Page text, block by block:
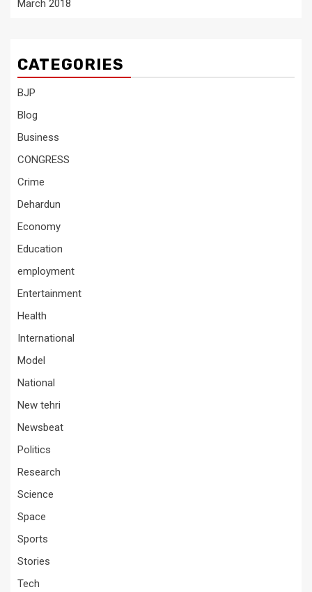
March 2018
CATEGORIES
BJP
Blog
Business
CONGRESS
Crime
Dehardun
Economy
Education
employment
Entertainment
Health
International
Model
National
New tehri
Newsbeat
Politics
Research
Science
Space
Sports
Stories
Tech